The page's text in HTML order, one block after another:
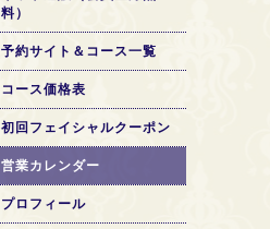
料）
予約サイト＆コース一覧
コース価格表
初回フェイシャルクーポン
営業カレンダー
プロフィール